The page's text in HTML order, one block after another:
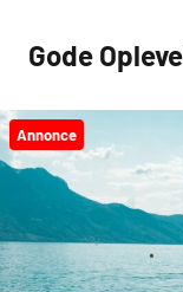
Gode
Annonce